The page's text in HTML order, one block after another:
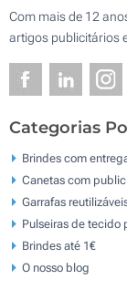
Com mais de 12
artigos publicitários
Categorias
Brindes com
Canetas com
Garrafas
Pulseiras de tecido
Brindes até 1€
O nosso blog